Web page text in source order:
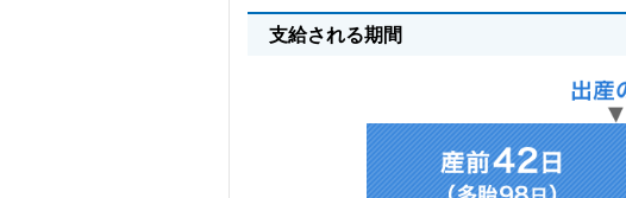
支給される期間